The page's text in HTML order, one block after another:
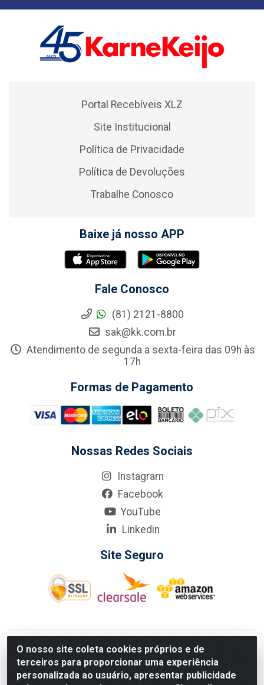
O nosso site coleta cookies próprios e de
terceiros para proporcionar uma experiência
personalizada ao usuário, apresentar publicidade
Portal Recebíveis XLZ
Site Institucional
Política de Privacidade
Política de Devoluções
Trabalhe Conosco
Baixe já nosso APP
Fale Conosco
(81) 2121-8800
sak@kk.com.br
Atendimento de segunda a sexta-feira das 09h às
17h
Formas de Pagamento
Nossas Redes Sociais
Instagram
Facebook
YouTube
Linkedin
Site Seguro
KarneKeijo Logistica Integrada LTDA - Rod. Br-101 Sul, nº3700
- Barro, Recife/PE, 50900-400 CNPJ: 24.150.377/0001-95
Estados atendidos pela KarneKeijo: PE, PB e RN.